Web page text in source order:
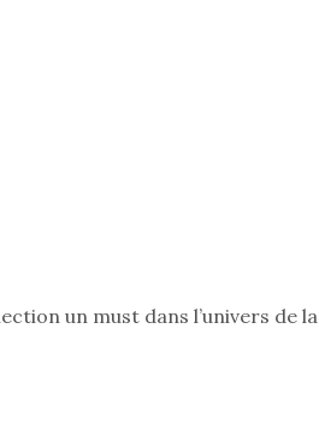
un must dans l’univers de la